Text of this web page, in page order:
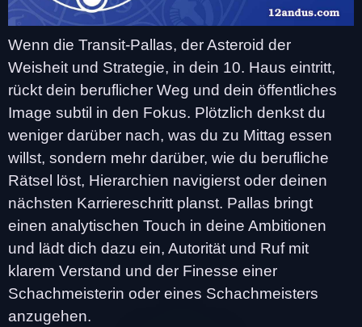
Wenn die Transit-Pallas, der Asteroid der
Weisheit und Strategie, in dein 10. Haus eintritt,
rückt dein beruflicher Weg und dein öffentliches
Image subtil in den Fokus. Plötzlich denkst du
weniger darüber nach, was du zu Mittag essen
willst, sondern mehr darüber, wie du berufliche
Rätsel löst, Hierarchien navigierst oder deinen
nächsten Karriereschritt planst. Pallas bringt
einen analytischen Touch in deine Ambitionen
und lädt dich dazu ein, Autorität und Ruf mit
klarem Verstand und der Finesse einer
Schachmeisterin oder eines Schachmeisters
anzugehen.